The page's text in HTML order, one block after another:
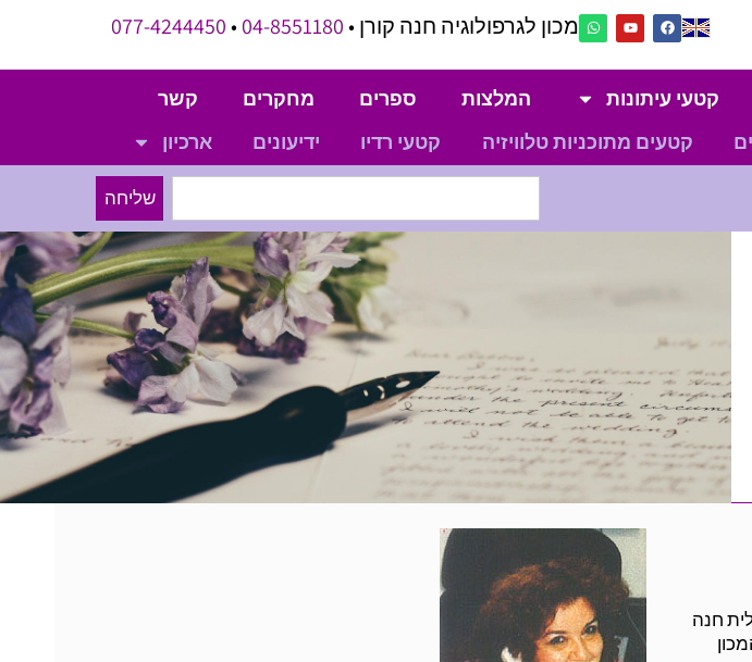
מכון לגרפולוגיה חנה קורן •04-8551180
•
077-4244450
קטעי עיתונות המלצות ספרים מחקרים
קשר
קטעים מתוכניות טלוויזיה קטעי רדיו ידיעונים ארכיון
שליחה
חנה